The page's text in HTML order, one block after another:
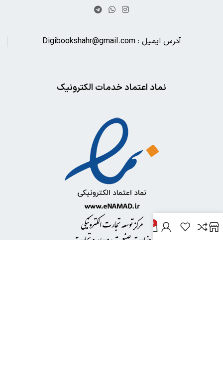
آدرس ایمیل : Digibookshahr@gmail.com
نماد اعتماد خدمات الکترونیک
0